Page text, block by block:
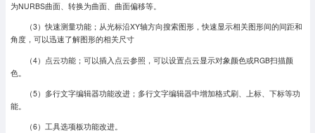
为NURBS曲面、转换为曲面、曲面偏移等。
（3）快速测量功能；从光标沿XY轴方向搜索图形，快速显示相关图形间的间距和
角度，可以迅速了解图形的相关尺寸
（4）点云功能；可以插入点云参照，可以设置点云显示对象颜色或RGB扫描颜
色。
（5）多行文字编辑器功能改进；多行文字编辑器中增加格式刷、上标、下标等功
能。
（6）工具选项板功能改进。